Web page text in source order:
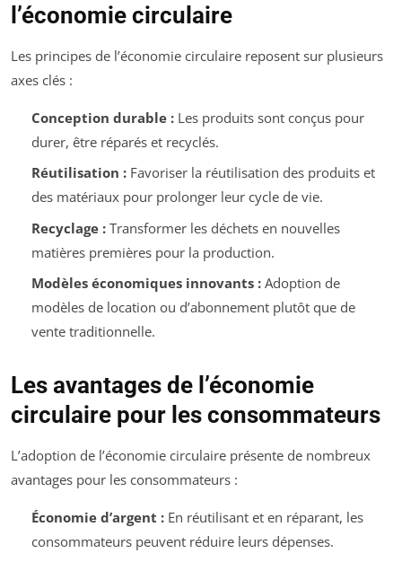
l’économie circulaire
Les principes de l’économie circulaire reposent sur plusieurs
axes clés :
Conception durable :Les produits sont conçus pour
durer, être réparés et recyclés.
Réutilisation :Favoriser la réutilisation des produits et
des matériaux pour prolonger leur cycle de vie.
Recyclage :Transformer les déchets en nouvelles
matières premières pour la production.
Modèles économiques innovants :Adoption de
modèles de location ou d’abonnement plutôt que de
vente traditionnelle.
Les avantages de l’économie
circulaire pour les consommateurs
L’adoption de l’économie circulaire présente de nombreux
avantages pour les consommateurs :
Économie d’argent :En réutilisant et en réparant, les
consommateurs peuvent réduire leurs dépenses.